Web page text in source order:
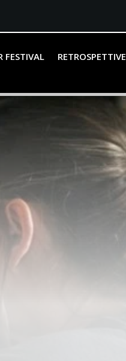
FESTIVAL RETROSPETTIVE